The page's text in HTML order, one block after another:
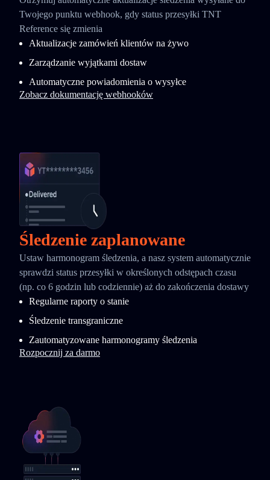
Twojego punktu webhook, gdy status przesyłki TNT
Reference się zmienia
Aktualizacje zamówień klientów na żywo
Zarządzanie wyjątkami dostaw
Automatyczne powiadomienia o wysyłce
Zobacz dokumentację webhooków
Śledzenie zaplanowane
Ustaw harmonogram śledzenia, a nasz system automatycznie
sprawdzi status przesyłki w określonych odstępach czasu
(np. co 6 godzin lub codziennie) aż do zakończenia dostawy
Regularne raporty o stanie
Śledzenie transgraniczne
Zautomatyzowane harmonogramy śledzenia
Rozpocznij za darmo